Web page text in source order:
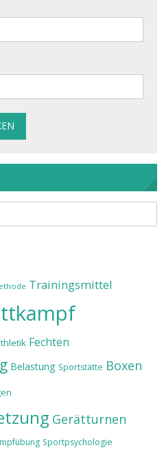
Trainingsmittel
Fechten
Belastung Sportstätte Boxen
Gerätturnen
Sportpsychologie